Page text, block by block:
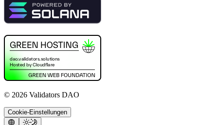
© 2026 Validators DAO
Cookie-Einstellungen